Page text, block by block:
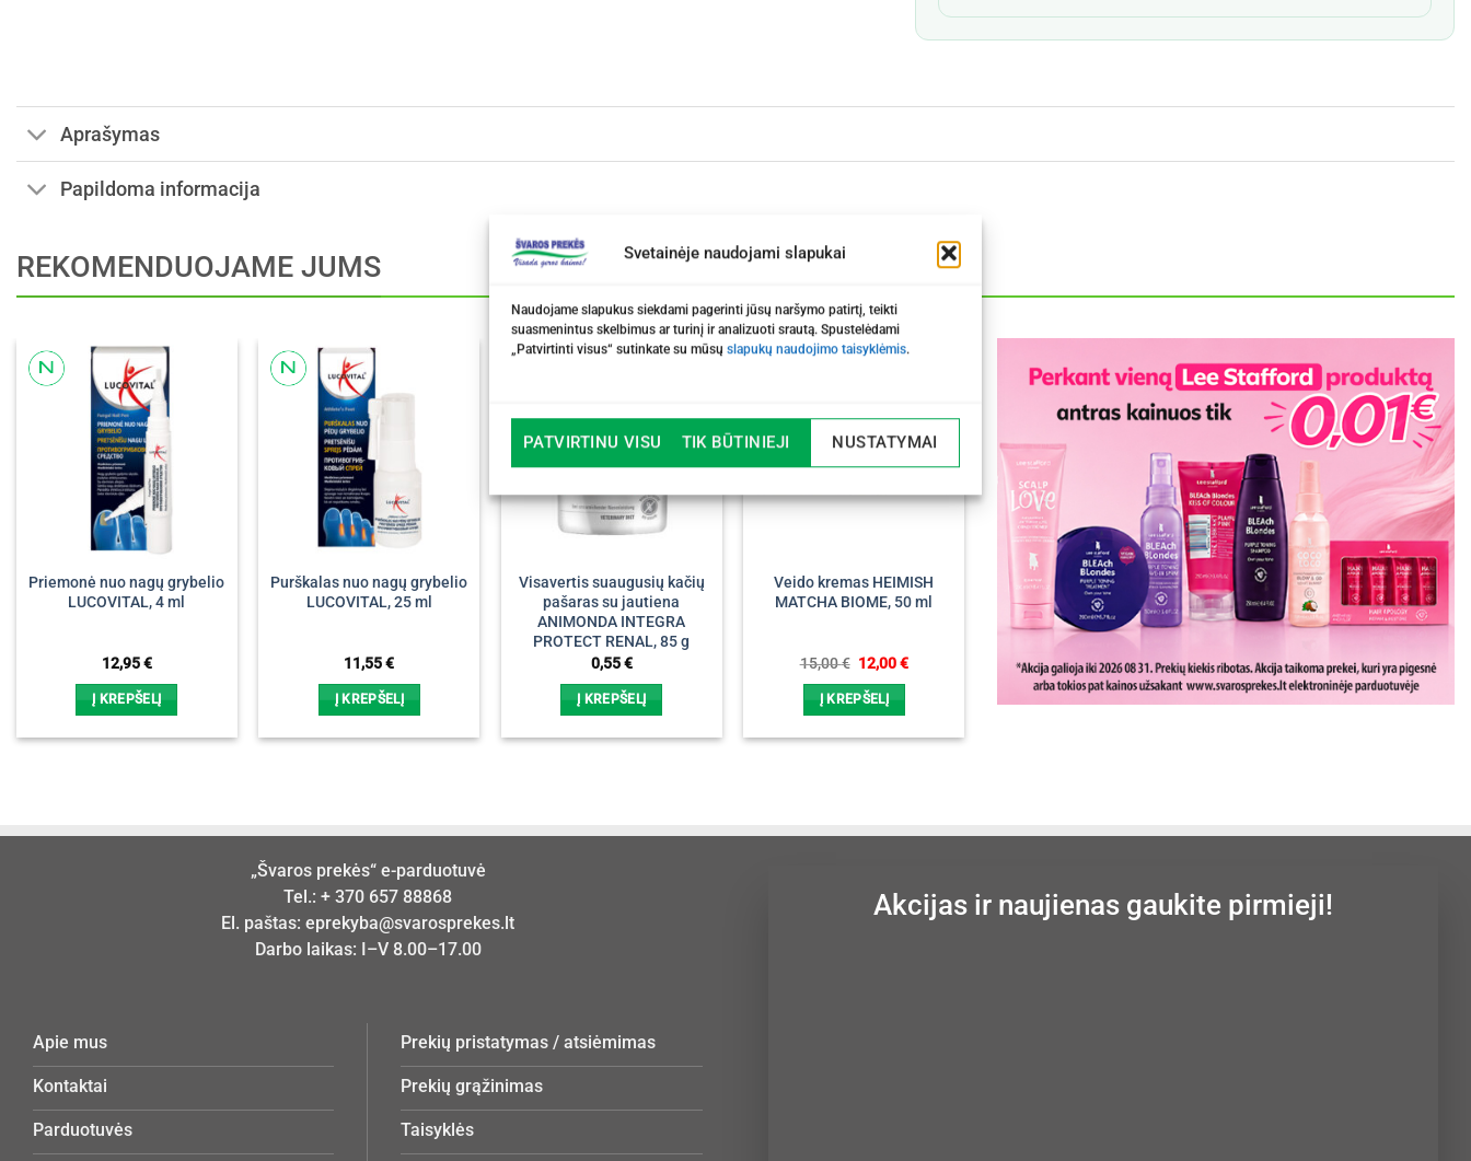
Svetainėje naudojami slapukai
Naudojame slapukus siekdami pagerinti jūsų naršymo patirtį, teikti
suasmenintus skelbimus ar turinį ir analizuoti srautą. Spustelėdami
„Patvirtinti visus“ sutinkate su mūsų slapukų naudojimo taisyklėmis.
PATVIRTINU VISUS TIK BŪTINIEJI NUSTATYMAI
Aprašymas
Papildoma informacija
REKOMENDUOJAME JUMS
Priemonė nuo nagų grybelio
LUCOVITAL, 4 ml
12,95€
Į KREPŠELĮ
Purškalas nuo nagų grybelio
LUCOVITAL, 25 ml
11,55€
Į KREPŠELĮ
Visavertis suaugusių kačių
pašaras su jautiena
ANIMONDA INTEGRA
PROTECT RENAL, 85 g
0,55€
Į KREPŠELĮ
Veido kremas HEIMISH
MATCHA BIOME, 50 ml
15,00€ Original
was:
15,00 €.
12,00€Current
Į KREPŠELĮ
„Švaros prekės“ e-parduotuvė
Tel.: + 370 657 88868
El. paštas: eprekyba@svarosprekes.lt
Darbo laikas: I–V 8.00–17.00
Apie mus
Kontaktai
Parduotuvės
Prekių pristatymas / atsiėmimas
Prekių grąžinimas
Taisyklės
Akcijas ir naujienas gaukite pirmieji!